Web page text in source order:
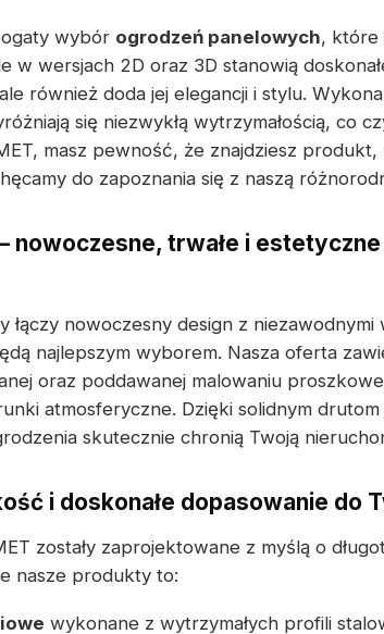
wybór ogrodzeń panelowych, które
w wersjach 2D oraz 3D stanowią
również doda jej elegancji i stylu.
się niezwykłą wytrzymałością, co
masz pewność, że znajdziesz
do zapoznania się z naszą
nowoczesne, trwałe i
nowoczesny design z niezawodnymi
najlepszym wyborem. Nasza oferta
oraz poddawanej malowaniu
atmosferyczne. Dzięki solidnym
skutecznie chronią Twoją
i doskonałe dopasowanie do
zostały zaprojektowane z myślą o
nasze produkty to:
wykonane z wytrzymałych profili